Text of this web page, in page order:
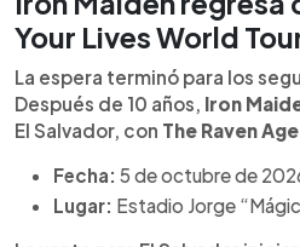
Your Lives World
La espera terminó para los
Después de 10 años, Iron
El Salvador, con The Raven Age
Fecha: 5 de octubre de
Lugar: Estadio Jorge